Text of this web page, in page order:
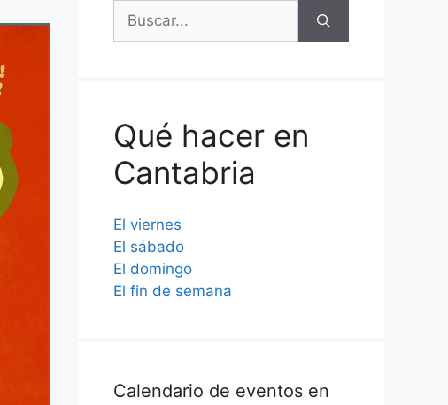
Buscar:
Qué hacer en
Cantabria
El viernes
El sábado
El domingo
El fin de semana
Calendario de eventos en